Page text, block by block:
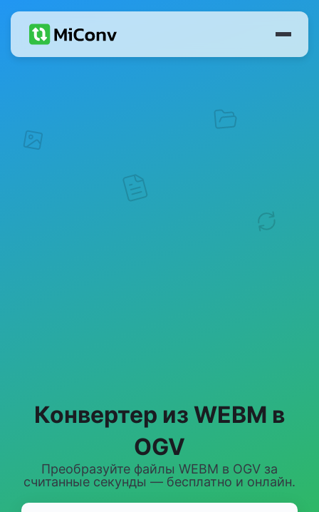
Конвертер из WEBM в
OGV
Преобразуйте файлы WEBM в OGV за
считанные секунды — бесплатно и онлайн.